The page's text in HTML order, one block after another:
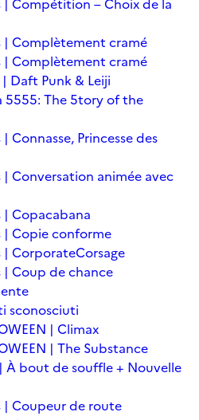
| Complètement cramé
| Complètement cramé
Daft Punk & Leiji
5555: The 5tory of the
Connasse, Princesse des
Conversation animée avec
| Copacabana
| Copie conforme
| CorporateCorsage
| Coup de chance
sconosciuti
| Climax
| The Substance
| À bout de souffle + Nouvelle
| Coupeur de route